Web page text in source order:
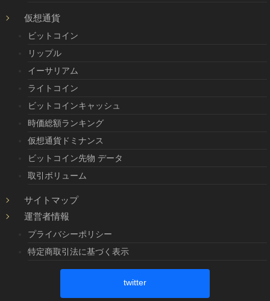
仮想通貨
ビットコイン
リップル
イーサリアム
ライトコイン
ビットコインキャッシュ
時価総額ランキング
仮想通貨ドミナンス
ビットコイン先物 データ
取引ボリューム
サイトマップ
運営者情報
プライバシーポリシー
特定商取引法に基づく表示
twitter